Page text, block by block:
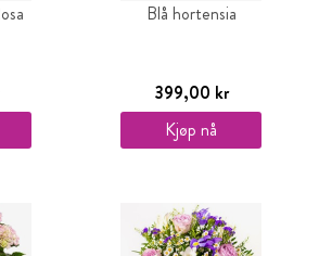
Blå hortensia
399,00 kr
Kjøp nå